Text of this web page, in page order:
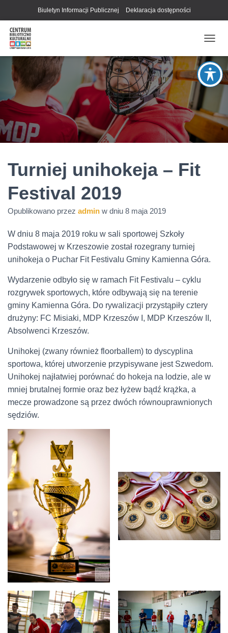
Biuletyn Informacji Publicznej Deklaracja dostępności
R
Z
E
Ł
Z
N
W
Turniej unihokeja – Fit
Festival 2019
Opublikowano przez admin w dniu 8 maja 2019
W dniu 8 maja 2019 roku w sali sportowej Szkoły
Podstawowej w Krzeszowie został rozegrany turniej
unihokeja o Puchar Fit Festivalu Gminy Kamienna Góra.
Wydarzenie odbyło się w ramach Fit Festivalu – cyklu
rozgrywek sportowych, które odbywają się na terenie
gminy Kamienna Góra. Do rywalizacji przystąpiły cztery
drużyny: FC Misiaki, MDP Krzeszów I, MDP Krzeszów II,
Absolwenci Krzeszów.
Unihokej (zwany również floorballem) to dyscyplina
sportowa, której utworzenie przypisywane jest Szwedom.
Unihokej najłatwiej porównać do hokeja na lodzie, ale w
mniej brutalnej formie oraz bez łyżew bądź krążka, a
mecze prowadzone są przez dwóch równouprawnionych
sędziów.